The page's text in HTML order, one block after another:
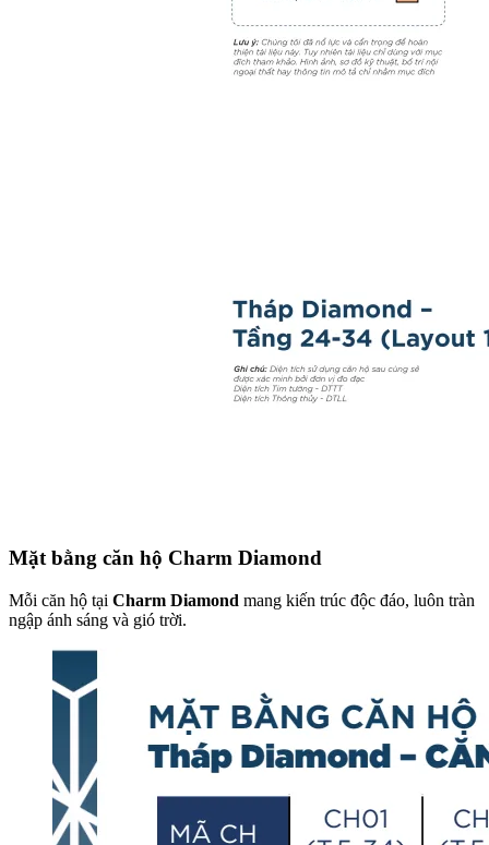
Mặt bằng căn hộ Charm Diamond
Mỗi căn hộ tại Charm Diamond mang kiến trúc độc đáo, luôn tràn
ngập ánh sáng và gió trời.